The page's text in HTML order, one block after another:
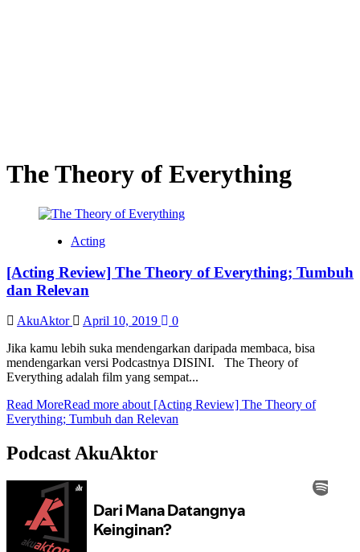
The Theory of Everything
Acting
[Acting Review] The Theory of Everything; Tumbuh
dan Relevan
AkuAktor April 10, 2019
0
Jika kamu lebih suka mendengarkan daripada membaca, bisa
mendengarkan versi Podcastnya DISINI. The Theory of
Everything adalah film yang sempat...
Read MoreRead more about [Acting Review] The Theory of
Everything; Tumbuh dan Relevan
Podcast AkuAktor